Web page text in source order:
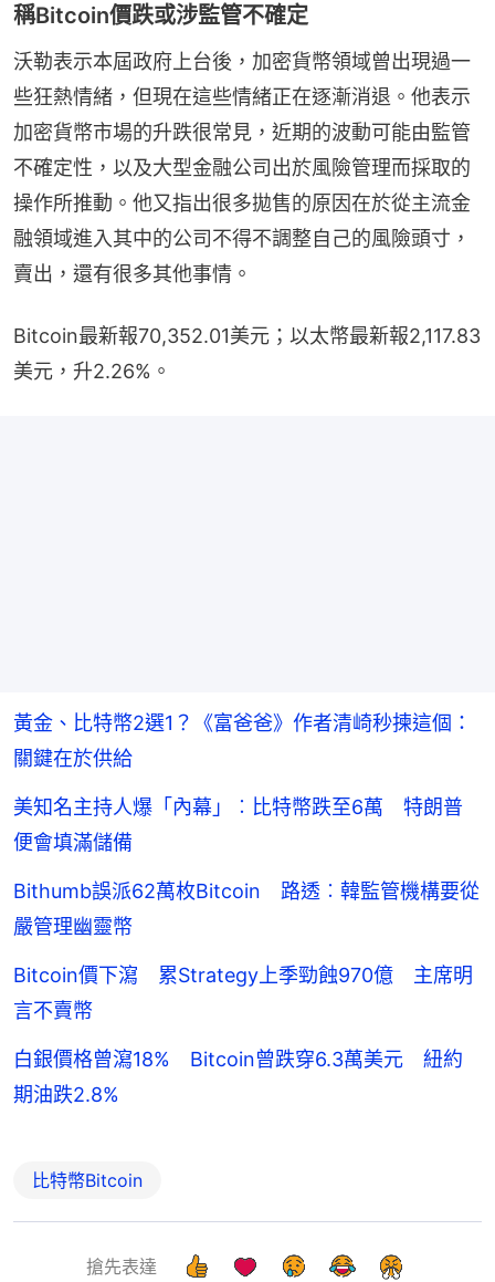
稱Bitcoin價跌或涉監管不確定
沃勒表示本屆政府上台後，加密貨幣領域曾出現過一
些狂熱情緒，但現在這些情緒正在逐漸消退。他表示
加密貨幣市場的升跌很常見，近期的波動可能由監管
不確定性，以及大型金融公司出於風險管理而採取的
操作所推動。他又指出很多拋售的原因在於從主流金
融領域進入其中的公司不得不調整自己的風險頭寸，
賣出，還有很多其他事情。
Bitcoin最新報70,352.01美元；以太幣最新報2,117.83
美元，升2.26%。
黃金、比特幣2選1？《富爸爸》作者清崎秒揀這個：
關鍵在於供給
美知名主持人爆「內幕」︰比特幣跌至6萬 特朗普
便會填滿儲備
Bithumb誤派62萬枚Bitcoin 路透︰韓監管機構要從
嚴管理幽靈幣
Bitcoin價下瀉 累Strategy上季勁蝕970億 主席明
言不賣幣
白銀價格曾瀉18% Bitcoin曾跌穿6.3萬美元 紐約
期油跌2.8%
比特幣Bitcoin
搶先表達